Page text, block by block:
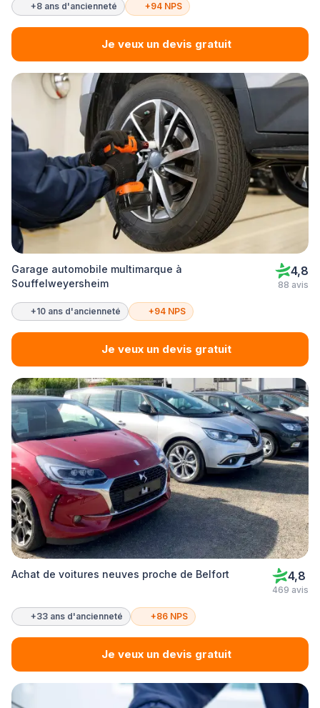
+8 ans d'ancienneté +94 NPS
Je veux un devis gratuit
Garage automobile multimarque à
Souffelweyersheim
4,8
88 avis
+10 ans d'ancienneté +94 NPS
Je veux un devis gratuit
Achat de voitures neuves proche de Belfort 4,8
469 avis
+33 ans d'ancienneté +86 NPS
Je veux un devis gratuit